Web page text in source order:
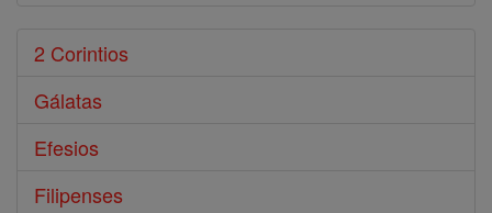
2 Corintios
Gálatas
Efesios
Filipenses